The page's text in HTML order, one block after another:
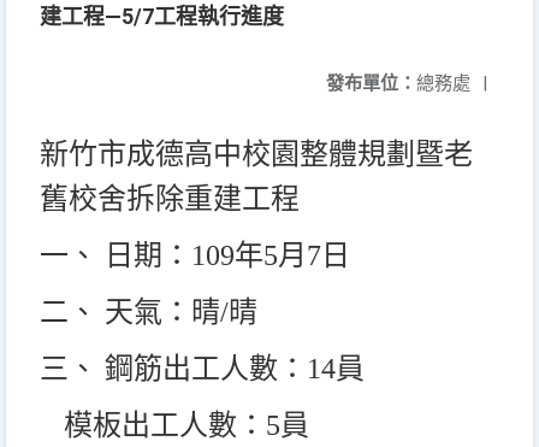
建工程—5/7工程執行進度
發布單位： 總務處 |
新竹市成德高中校園整體規劃暨老
舊校舍拆除重建工程
一、 日期：109年5月7日
二、 天氣：晴/晴
三、 鋼筋出工人數：14員
模板出工人數：5員